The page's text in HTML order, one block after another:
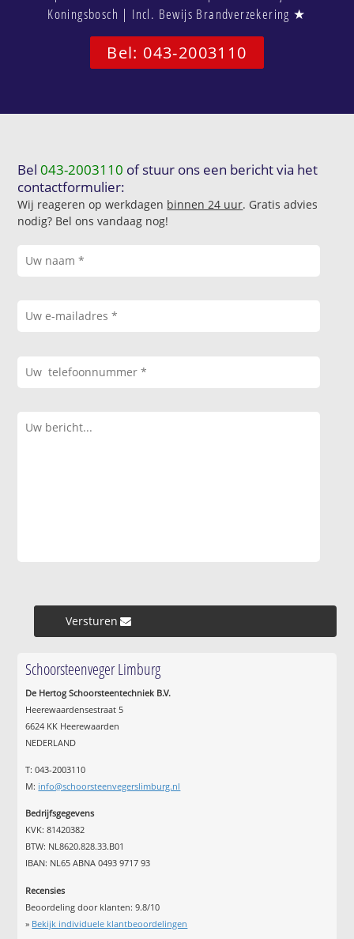
Koningsbosch | Incl. Bewijs Brandverzekering ★
Bel: 043-2003110
Bel043-2003110 of stuur ons een bericht via het
contactformulier:
Wij reageren op werkdagen binnen 24 uur. Gratis advies
nodig? Bel ons vandaag nog!
Versturen »
Schoorsteenveger Limburg
De Hertog Schoorsteentechniek B.V.
Heerewaardensestraat 5
6624 KK Heerewaarden
NEDERLAND
T: 043-2003110
M: info@schoorsteenvegerslimburg.nl
Bedrijfsgegevens
KVK: 81420382
BTW: NL8620.828.33.B01
IBAN: NL65 ABNA 0493 9717 93
Recensies
Beoordeling door klanten:9.8/10
» Bekijk individuele klantbeoordelingen